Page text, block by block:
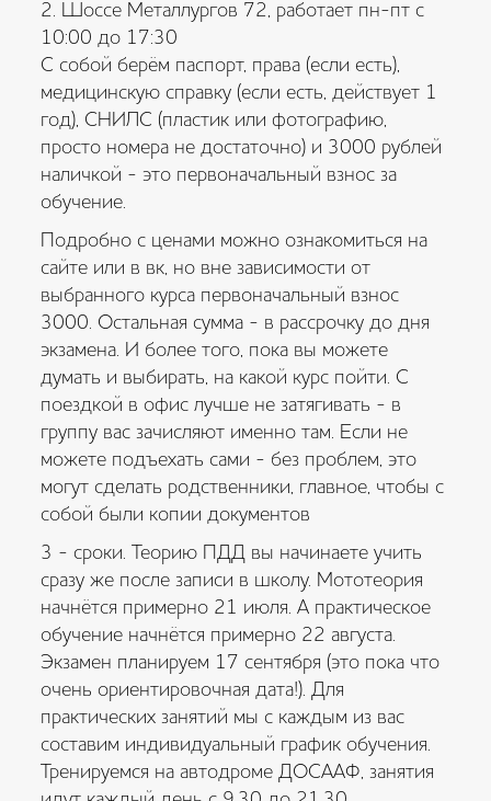
2. Шоссе Металлургов 72, работает пн-пт с
10:00 до 17:30
С собой берём паспорт, права (если есть),
медицинскую справку (если есть, действует 1
год), СНИЛС (пластик или фотографию,
просто номера не достаточно) и 3000 рублей
наличкой - это первоначальный взнос за
обучение.
Подробно с ценами можно ознакомиться на
сайте или в вк, но вне зависимости от
выбранного курса первоначальный взнос
3000. Остальная сумма - в рассрочку до дня
экзамена. И более того, пока вы можете
думать и выбирать, на какой курс пойти. С
поездкой в офис лучше не затягивать - в
группу вас зачисляют именно там. Если не
можете подъехать сами - без проблем, это
могут сделать родственники, главное, чтобы с
собой были копии документов
3 - сроки. Теорию ПДД вы начинаете учить
сразу же после записи в школу. Мототеория
начнётся примерно 21 июля. А практическое
обучение начнётся примерно 22 августа.
Экзамен планируем 17 сентября (это пока что
очень ориентировочная дата!). Для
практических занятий мы с каждым из вас
составим индивидуальный график обучения.
Тренируемся на автодроме ДОСААФ, занятия